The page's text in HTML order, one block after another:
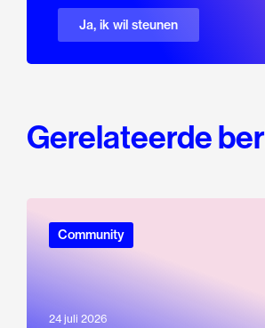
Ja, ik wil steunen
Gerelateerde
Community
24 juli 2026